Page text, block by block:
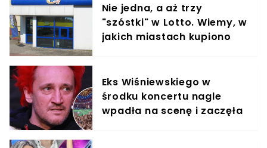
Nie jedna, a aż trzy
"szóstki" w Lotto. Wiemy, w
jakich miastach kupiono
Eks Wiśniewskiego w
środku koncertu nagle
wpadła na scenę i zaczęła